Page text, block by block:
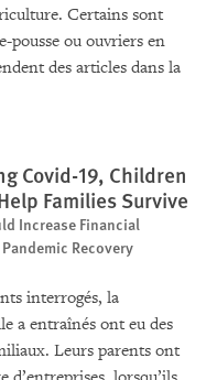
Certains sont
pousse ou ouvriers en
des articles dans la
Covid-19, Children
Families Survive
Increase Financial
Recovery
interrogés, la
a entraînés ont eu des
Leurs parents ont